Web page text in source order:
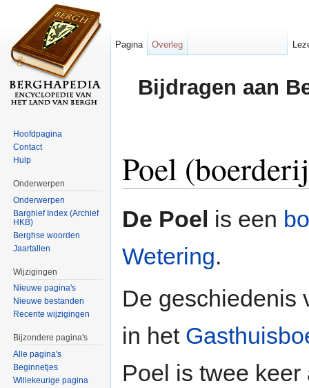
Bijdragen aan
Poel
De Poel is een
Wetering.
De geschiedenis
in het
Poel is twee
Pagina Overleg
Hoofdpagina
Contact
Hulp
Onderwerpen
Onderwerpen
Barghief Index (Archief
HKB)
Berghse woorden
Jaartallen
Wijzigingen
Nieuwe pagina's
Nieuwe bestanden
Recente wijzigingen
Bijzondere pagina's
Alle pagina's
Beginnetjes
Willekeurige pagina